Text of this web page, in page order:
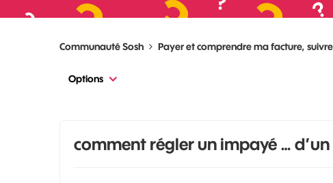
Communauté Sosh Payer et comprendre ma facture,
Options
comment régler un impayé …